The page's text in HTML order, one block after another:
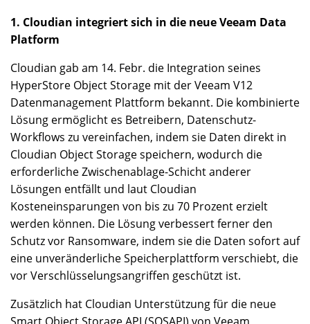
1. Cloudian integriert sich in die neue Veeam Data
Platform
Cloudian gab am 14. Febr. die Integration seines
HyperStore Object Storage mit der Veeam V12
Datenmanagement Plattform bekannt. Die kombinierte
Lösung ermöglicht es Betreibern, Datenschutz-
Workflows zu vereinfachen, indem sie Daten direkt in
Cloudian Object Storage speichern, wodurch die
erforderliche Zwischenablage-Schicht anderer
Lösungen entfällt und laut Cloudian
Kosteneinsparungen von bis zu 70 Prozent erzielt
werden können. Die Lösung verbessert ferner den
Schutz vor Ransomware, indem sie die Daten sofort auf
eine unveränderliche Speicherplattform verschiebt, die
vor Verschlüsselungsangriffen geschützt ist.
Zusätzlich hat Cloudian Unterstützung für die neue